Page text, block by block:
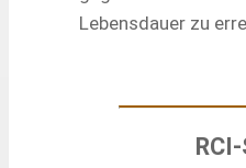
Lebensdauer zu